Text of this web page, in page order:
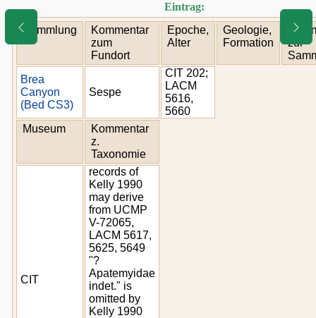
Eintrag:
Sammlung
Kommentar
zum
Fundort
Epoche,
Alter
Geologie,
Formation
zur
Brea
Canyon
(Bed CS3)
Sespe
CIT 202;
LACM
5616,
5660
Museum
Kommentar
z.
Taxonomie
CIT
records of
Kelly 1990
may derive
from UCMP
V-72065,
LACM 5617,
5625, 5649
"?
Apatemyidae
indet." is
omitted by
Kelly 1990